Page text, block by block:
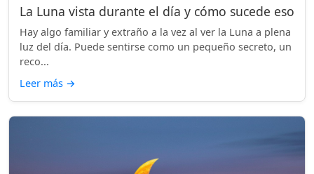
La Luna vista durante el día y cómo sucede eso
Hay algo familiar y extraño a la vez al ver la Luna a plena
luz del día. Puede sentirse como un pequeño secreto, un
reco...
Leer más →